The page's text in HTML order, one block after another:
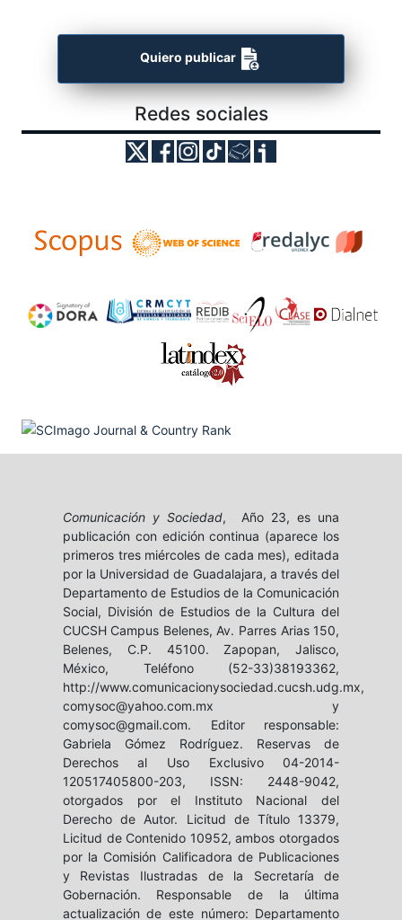
Quiero publicar
Redes sociales
Comunicación y Sociedad, Año 23, es una
publicación con edición continua (aparece los
primeros tres miércoles de cada mes), editada
por la Universidad de Guadalajara, a través del
Departamento de Estudios de la Comunicación
Social, División de Estudios de la Cultura del
CUCSH Campus Belenes, Av. Parres Arias 150,
Belenes, C.P. 45100. Zapopan, Jalisco,
México, Teléfono (52-33)38193362,
http://www.comunicacionysociedad.cucsh.udg.mx,
comysoc@yahoo.com.mx y
comysoc@gmail.com. Editor responsable:
Gabriela Gómez Rodríguez. Reservas de
Derechos al Uso Exclusivo 04-2014-
120517405800-203, ISSN: 2448-9042,
otorgados por el Instituto Nacional del
Derecho de Autor. Licitud de Título 13379,
Licitud de Contenido 10952, ambos otorgados
por la Comisión Calificadora de Publicaciones
y Revistas Ilustradas de la Secretaría de
Gobernación. Responsable de la última
actualización de este número: Departamento